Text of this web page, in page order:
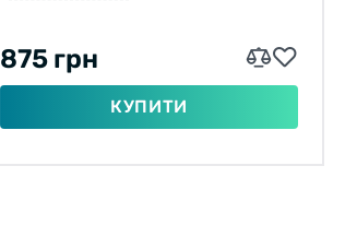
875 грн
КУПИТИ